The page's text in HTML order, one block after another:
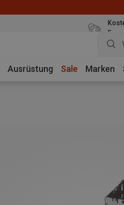
Euro
Ausrüstung Sale Marken